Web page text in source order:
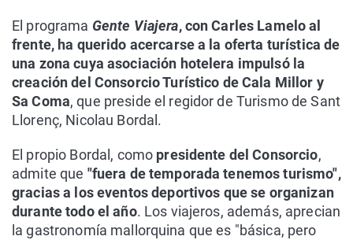
El programa Gente Viajera, con Carles Lamelo al
frente, ha querido acercarse a la oferta turística de
una zona cuya asociación hotelera impulsó la
creación del Consorcio Turístico de Cala Millor y
Sa Coma, que preside el regidor de Turismo de Sant
Llorenç, Nicolau Bordal.
El propio Bordal, como presidente del Consorcio,
admite que "fuera de temporada tenemos turismo",
gracias a los eventos deportivos que se organizan
durante todo el año. Los viajeros, además, aprecian
la gastronomía mallorquina que es "básica, pero